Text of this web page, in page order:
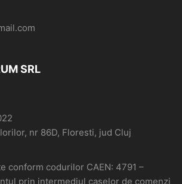
SRL
nr 86D, Floresti, jud Cluj
conform codurilor CAEN: 4791 –
prin intermediul caselor de comenzi